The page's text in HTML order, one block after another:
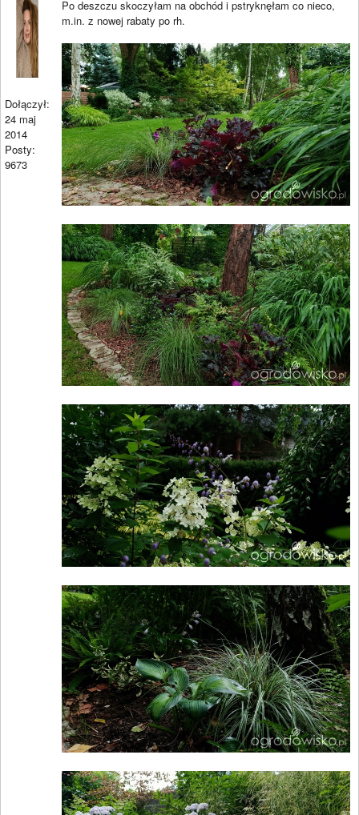
Dołączył:
24 maj
2014
Posty:
9673
Po deszczu skoczyłam na obchód i pstryknęłam co nieco,
m.in. z nowej rabaty po rh.